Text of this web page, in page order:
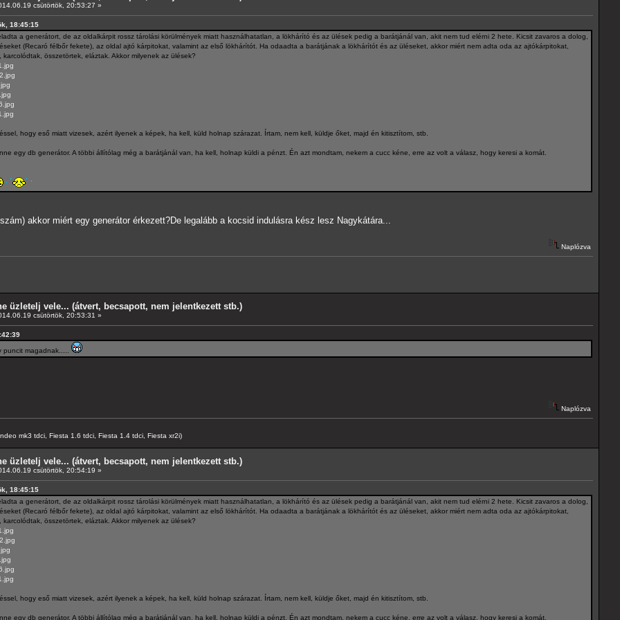
csütörtök, 20:53:27 »
18:45:15
a generátort, de az oldalkárpit rossz tárolási körülmények miatt használhatatlan, a lökhárító és az ülések pedig a barátjánál van, akit nem tud elérni 2 hete. Kicsit zavaros a dolog,
(Recaró félbőr fekete), az oldal ajtó kárpitokat, valamint az első lökhárítót. Ha odaadta a barátjának a lökhárítót és az üléseket, akkor miért nem adta oda az ajtókárpitokat,
összetörtek, eláztak. Akkor milyenek az ülések?
hogy eső miatt vizesek, azért ilyenek a képek, ha kell, küld holnap szárazat. Írtam, nem kell, küldje őket, majd én kitisztítom, stb.
egy db generátor. A többi állítólag még a barátjánál van, ha kell, holnap küldi a pénzt. Én azt mondtam, nekem a cucc kéne, erre az volt a válasz, hogy keresi a komát.
akkor miért egy generátor érkezett?De legalább a kocsid indulásra kész lesz Nagykátára...
Naplózva
üzletelj vele... (átvert, becsapott, nem jelentkezett stb.)
csütörtök, 20:53:31 »
puncit magadnak.....
Naplózva
mk3 tdci, Fiesta 1.6 tdci, Fiesta 1.4 tdci, Fiesta xr2i)
üzletelj vele... (átvert, becsapott, nem jelentkezett stb.)
csütörtök, 20:54:19 »
18:45:15
a generátort, de az oldalkárpit rossz tárolási körülmények miatt használhatatlan, a lökhárító és az ülések pedig a barátjánál van, akit nem tud elérni 2 hete. Kicsit zavaros a dolog,
(Recaró félbőr fekete), az oldal ajtó kárpitokat, valamint az első lökhárítót. Ha odaadta a barátjának a lökhárítót és az üléseket, akkor miért nem adta oda az ajtókárpitokat,
összetörtek, eláztak. Akkor milyenek az ülések?
hogy eső miatt vizesek, azért ilyenek a képek, ha kell, küld holnap szárazat. Írtam, nem kell, küldje őket, majd én kitisztítom, stb.
egy db generátor. A többi állítólag még a barátjánál van, ha kell, holnap küldi a pénzt. Én azt mondtam, nekem a cucc kéne, erre az volt a válasz, hogy keresi a komát.